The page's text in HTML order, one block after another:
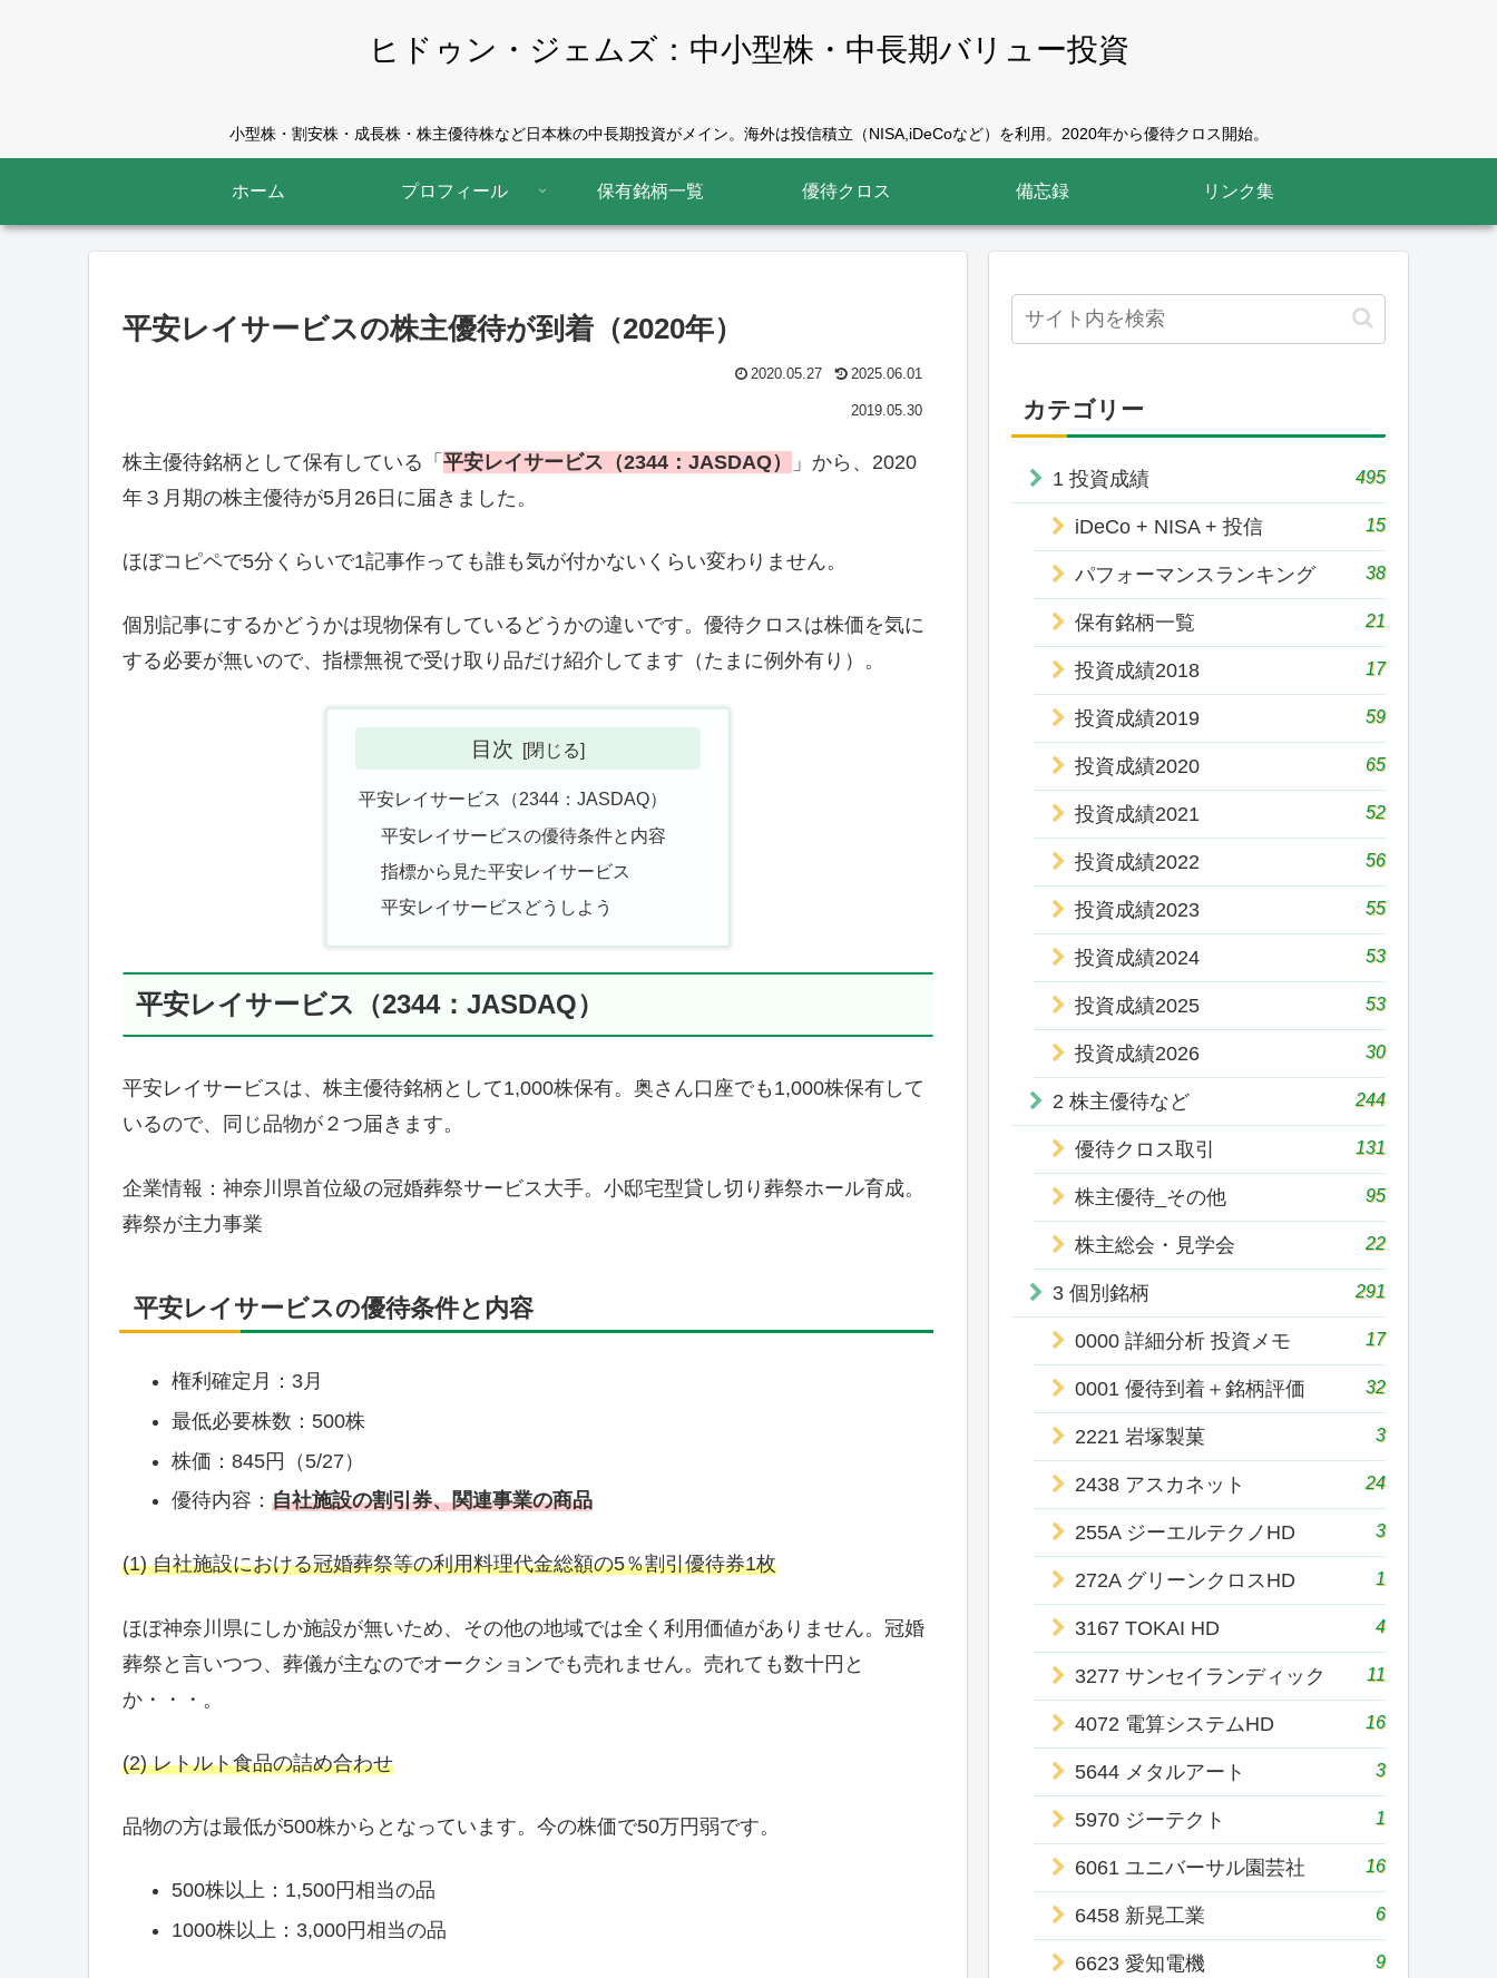
ヒドゥン・ジェムズ：中小型株・中長期バリュー投資
小型株・割安株・成長株・株主優待株など日本株の中長期投資がメイン。海外は投信積立（NISA,iDeCoなど）を利用。2020年から優待クロス開始。
ホーム プロフィール 保有銘柄一覧 優待クロス 備忘録 リンク集
平安レイサービスの株主優待が到着（2020年）
2020.05.27 2025.06.01
2019.05.30
株主優待銘柄として保有している「 平安レイサービス（2344：JASDAQ）
」から、2020
年３月期の株主優待が5月26日に届きました。
ほぼコピペで5分くらいで1記事作っても誰も気が付かないくらい変わりません。
個別記事にするかどうかは現物保有しているどうかの違いです。優待クロスは株価を気に
する必要が無いので、指標無視で受け取り品だけ紹介してます（たまに例外有り）。
目次
平安レイサービス（2344：JASDAQ）
平安レイサービスの優待条件と内容
指標から見た平安レイサービス
平安レイサービスどうしよう
平安レイサービス（2344：JASDAQ）
平安レイサービスは、株主優待銘柄として1,000株保有。奥さん口座でも1,000株保有して
いるので、同じ品物が２つ届きます。
企業情報：神奈川県首位級の冠婚葬祭サービス大手。小邸宅型貸し切り葬祭ホール育成。
葬祭が主力事業
平安レイサービスの優待条件と内容
権利確定月：3月
最低必要株数：500株
株価：845円（5/27）
優待内容： 自社施設の割引券、関連事業の商品
(1) 自社施設における冠婚葬祭等の利用料理代金総額の5％割引優待券1枚
ほぼ神奈川県にしか施設が無いため、その他の地域では全く利用価値がありません。冠婚
葬祭と言いつつ、葬儀が主なのでオークションでも売れません。売れても数十円と
か・・・。
(2) レトルト食品の詰め合わせ
品物の方は最低が500株からとなっています。今の株価で50万円弱です。
500株以上：1,500円相当の品
1000株以上：3,000円相当の品
カテゴリー
1 投資成績 495
iDeCo + NISA + 投信 15
パフォーマンスランキング 38
保有銘柄一覧 21
投資成績2018 17
投資成績2019 59
投資成績2020 65
投資成績2021 52
投資成績2022 56
投資成績2023 55
投資成績2024 53
投資成績2025 53
投資成績2026 30
2 株主優待など 244
優待クロス取引 131
株主優待_その他 95
株主総会・見学会 22
3 個別銘柄 291
0000 詳細分析 投資メモ 17
0001 優待到着＋銘柄評価 32
2221 岩塚製菓 3
2438 アスカネット 24
255A ジーエルテクノHD 3
272A グリーンクロスHD 1
3167 TOKAI HD 4
3277 サンセイランディック 11
4072 電算システムHD 16
5644 メタルアート 3
5970 ジーテクト 1
6061 ユニバーサル園芸社 16
6458 新晃工業 6
6623 愛知電機 9